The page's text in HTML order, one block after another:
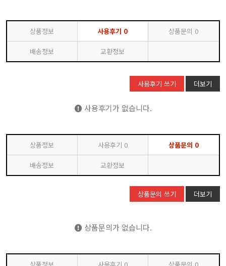
상품정보 사용후기 0 상품문의 0
배송정보 교환정보
사용후기 쓰기 더보기
사용후기가 없습니다.
상품정보 사용후기 0 상품문의 0
배송정보 교환정보
상품문의 쓰기 더보기
상품문의가 없습니다.